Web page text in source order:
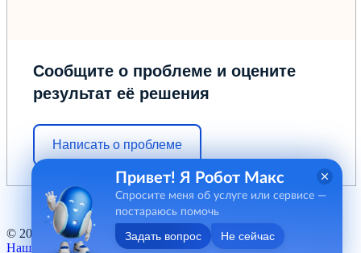
Сообщите о проблеме и оцените
результат её решения
Написать о проблеме
© 2012 - 2026 ГБУ "МФЦ" Курганской области
Наш баннер
Привет! Я Робот Макс
Спросите меня об услуге или сервисе —
постараюсь помочь
Задать вопрос Не сейчас